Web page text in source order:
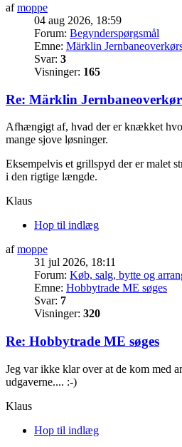
afmoppe
04 aug 2026, 18:59
Forum: Begynderspørgsmål
Emne: Märklin
Svar: 3
Visninger: 165
Re: Märklin
Afhængigt af, hvad der er knækket
mange sjove løsninger.
Eksempelvis et grillspyd der er malet
i den rigtige længde.
Klaus
Hop til indlæg
afmoppe
31 jul 2026, 18:11
Forum: Køb, salg, bytte og
Emne: Hobbytrade ME søges
Svar: 7
Visninger: 320
Re: Hobbytrade ME søges
Jeg var ikke klar over at de kom med
udgaverne.... :-)
Klaus
Hop til indlæg